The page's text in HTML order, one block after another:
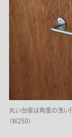
丸い台座は角度の浅い
（W250）